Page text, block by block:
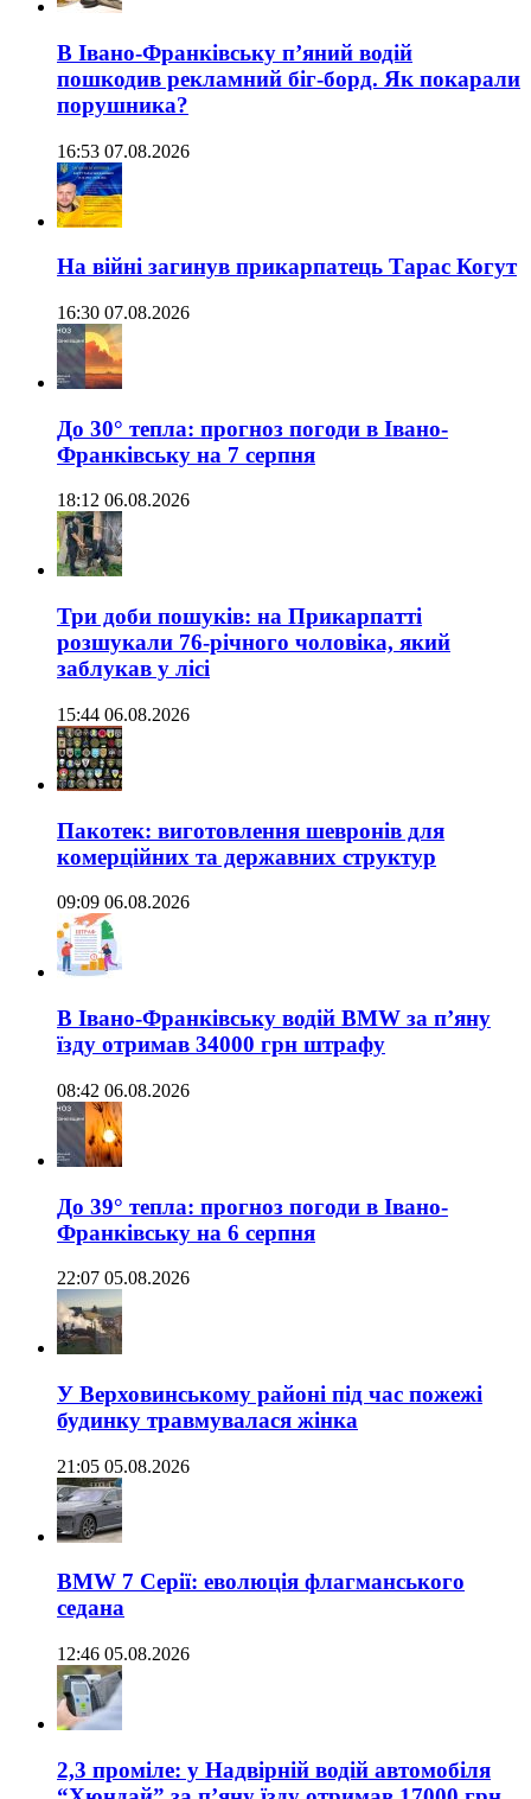
В Івано-Франківську п’яний водій
пошкодив рекламний біг-борд. Як покарали
порушника?
16:53 07.08.2026
На війні загинув прикарпатець Тарас Когут
16:30 07.08.2026
До 30° тепла: прогноз погоди в Івано-
Франківську на 7 серпня
18:12 06.08.2026
Три доби пошуків: на Прикарпатті
розшукали 76-річного чоловіка, який
заблукав у лісі
15:44 06.08.2026
Пакотек: виготовлення шевронів для
комерційних та державних структур
09:09 06.08.2026
В Івано-Франківську водій BMW за п’яну
їзду отримав 34000 грн штрафу
08:42 06.08.2026
До 39° тепла: прогноз погоди в Івано-
Франківську на 6 серпня
22:07 05.08.2026
У Верховинському районі під час пожежі
будинку травмувалася жінка
21:05 05.08.2026
BMW 7 Серії: еволюція флагманського
седана
12:46 05.08.2026
2,3 проміле: у Надвірній водій автомобіля